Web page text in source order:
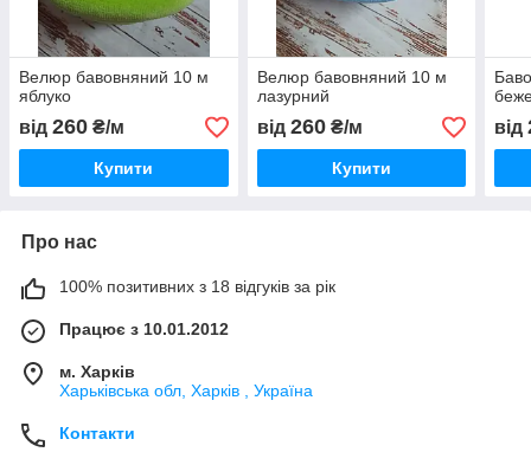
Велюр бавовняний 10 м
яблуко
від 260 ₴/м
Купити
Велюр бавовняний 10 м
лазурний
від 260₴/м
Купити
від
Про нас
100% позитивних з 18 відгуків за рік
Працює з 10.01.2012
м. Харків
Харьківська обл, Харків , Україна
Контакти